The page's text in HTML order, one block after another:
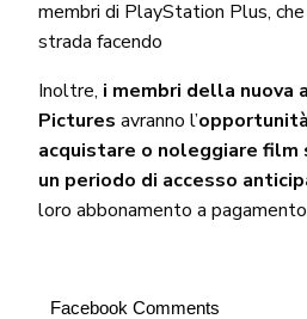
membri di PlayStation Plus, che
strada facendo
Inoltre, i membri della nuova
Pictures avranno l’
acquistare o noleggiare
un periodo di accesso
loro abbonamento a
Facebook Comments